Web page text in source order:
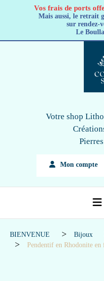
Vos frais de ports
Mais aussi, le retrait
sur rendez-
Le
Votre shop
Mon compte
BIENVENUE Bijoux
Pendentif en Rhodonite en
Panneau de gestion des cookies